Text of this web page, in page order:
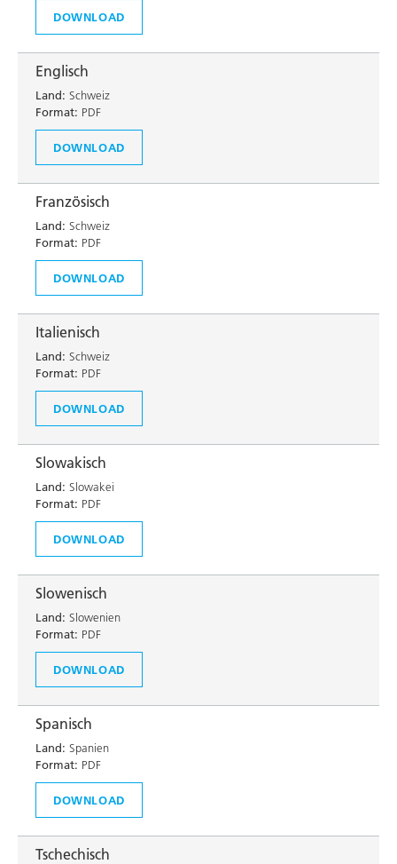
DOWNLOAD
Englisch
Land: Schweiz
Format: PDF
DOWNLOAD
Französisch
Land: Schweiz
Format: PDF
DOWNLOAD
Italienisch
Land: Schweiz
Format: PDF
DOWNLOAD
Slowakisch
Land: Slowakei
Format: PDF
DOWNLOAD
Slowenisch
Land: Slowenien
Format: PDF
DOWNLOAD
Spanisch
Land: Spanien
Format: PDF
DOWNLOAD
Tschechisch